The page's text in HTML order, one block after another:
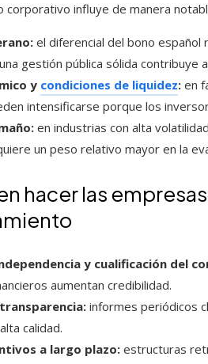
corporativo influye de manera
el diferencial del bono español
gestión pública sólida
y condiciones de liquidez: en
intensificarse porque los
en industrias con alta
un peso relativo mayor en la
hacer las
y cualificación del
aumentan credibilidad.
informes periódicos
calidad.
a largo plazo: estructuras